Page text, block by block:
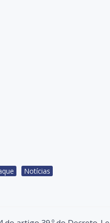
Notícias